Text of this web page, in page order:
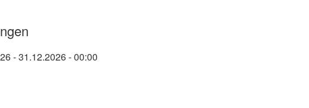
- 31.12.2026 - 00:00